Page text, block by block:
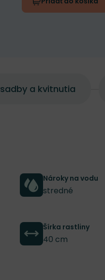
a kvitnutia
Nároky na vodu
stredné
Šírka rastliny
40 cm